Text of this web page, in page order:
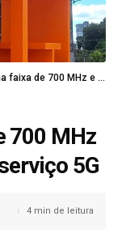
MHz e parcerias para lançar serviço 5G
700 MHz
5G
4 min de leitura